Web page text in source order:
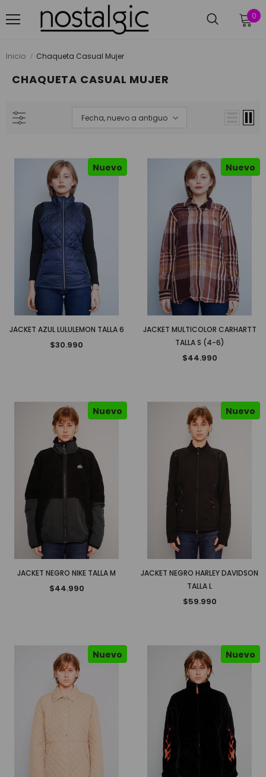
0
Inicio Chaqueta Casual Mujer
CHAQUETA CASUAL MUJER
Fecha, nuevo a antiguo
Nuevo
JACKET AZUL LULULEMON TALLA 6
$30.990
Nuevo
JACKET MULTICOLOR CARHARTT
TALLA S (4-6)
$44.990
Nuevo
JACKET NEGRO NIKE TALLA M
$44.990
Nuevo
JACKET NEGRO HARLEY DAVIDSON
TALLA L
$59.990
Nuevo Nuevo